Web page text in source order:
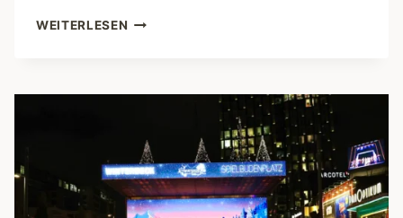
WEITERLESEN JAPAN
EIN
JAPAN-
FANS
IN
HAMBURG